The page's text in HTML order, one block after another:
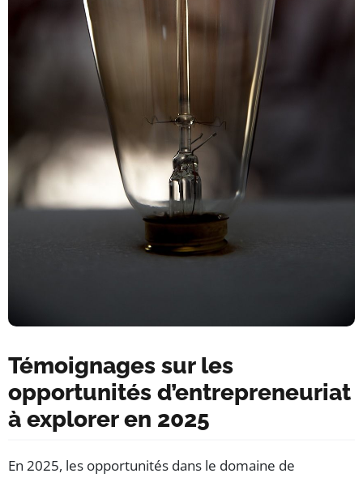
Témoignages sur les
opportunités d’entrepreneuriat
à explorer en 2025
En 2025, les opportunités dans le domaine de